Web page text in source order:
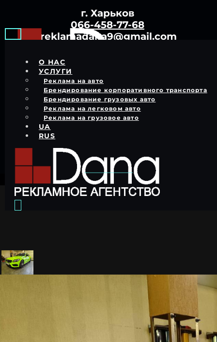
г. Харьков
066-458-77-68
reklamadana9@gmail.com
О НАС
УСЛУГИ
Реклама на авто
Брендирование корпоративного транспорта
Брендирование грузовых авто
Реклама на легковом авто
Реклама на грузовое авто
UA
RUS
Оклейка авто
виниловой пленкой